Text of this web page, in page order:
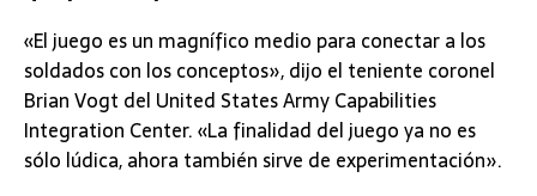
«El juego es un magnífico medio para conectar a los
soldados con los conceptos», dijo el teniente coronel
Brian Vogt del United States Army Capabilities
Integration Center. «La finalidad del juego ya no es
sólo lúdica, ahora también sirve de experimentación».